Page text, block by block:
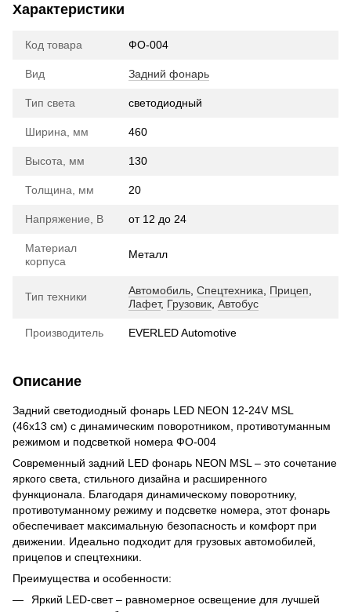
Характеристики
Код товара ФО-004
Вид Задний фонарь
Тип света cветодиодный
Ширина, мм 460
Высота, мм 130
Толщина, мм 20
Напряжение, В от 12 до 24
Материал
корпуса
Металл
Тип техники Автомобиль Спецтехника Прицеп
Лафет, Грузовик Автобус
Производитель EVERLED Automotive
Описание
Задний светодиодный фонарь LED NEON 12-24V MSL
(46x13 см) с динамическим поворотником, противотуманным
режимом и подсветкой номера ФО-004
Современный задний LED фонарь NEON MSL – это сочетание
яркого света, стильного дизайна и расширенного
функционала. Благодаря динамическому поворотнику,
противотуманному режиму и подсветке номера, этот фонарь
обеспечивает максимальную безопасность и комфорт при
движении. Идеально подходит для грузовых автомобилей,
прицепов и спецтехники.
Преимущества и особенности:
Яркий LED-свет – равномерное освещение для лучшей